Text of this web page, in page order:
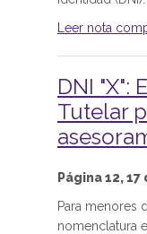
Leer nota
DNI "X":
Tutelar
Página 12,
Para menores
nomenclatura